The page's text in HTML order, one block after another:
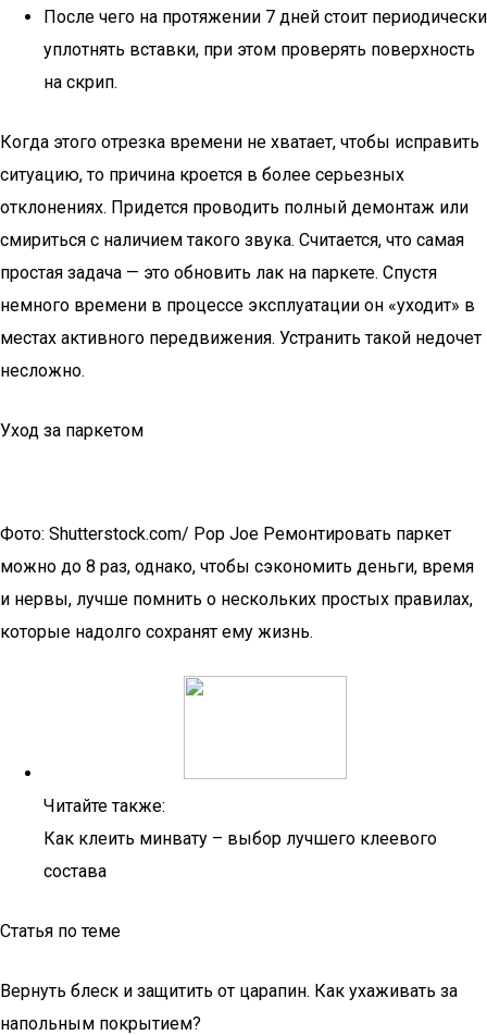
После чего на протяжении 7 дней стоит периодически
уплотнять вставки, при этом проверять поверхность
на скрип.
Когда этого отрезка времени не хватает, чтобы исправить
ситуацию, то причина кроется в более серьезных
отклонениях. Придется проводить полный демонтаж или
смириться с наличием такого звука. Считается, что самая
простая задача — это обновить лак на паркете. Спустя
немного времени в процессе эксплуатации он «уходит» в
местах активного передвижения. Устранить такой недочет
несложно.
Уход за паркетом
Фото: Shutterstock.com/ Pop Joe Ремонтировать паркет
можно до 8 раз, однако, чтобы сэкономить деньги, время
и нервы, лучше помнить о нескольких простых правилах,
которые надолго сохранят ему жизнь.
Читайте также:
Как клеить минвату – выбор лучшего клеевого
состава
Статья по теме
Вернуть блеск и защитить от царапин. Как ухаживать за
напольным покрытием?